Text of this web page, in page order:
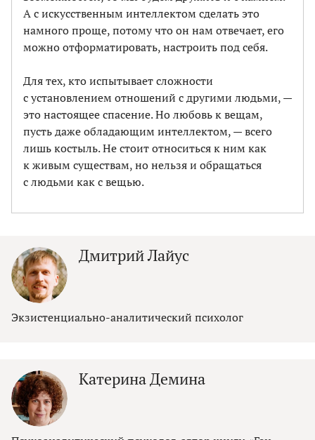
А с искусственным интеллектом сделать это
намного проще, потому что он нам отвечает, его
можно отформатировать, настроить под себя.
Для тех, кто испытывает сложности
с установлением отношений с другими людьми, —
это настоящее спасение. Но любовь к вещам,
пусть даже обладающим интеллектом, — всего
лишь костыль. Не стоит относиться к ним как
к живым существам, но нельзя и обращаться
с людьми как с вещью.
Дмитрий Лайус
Экзистенциально-аналитический психолог
Катерина Демина